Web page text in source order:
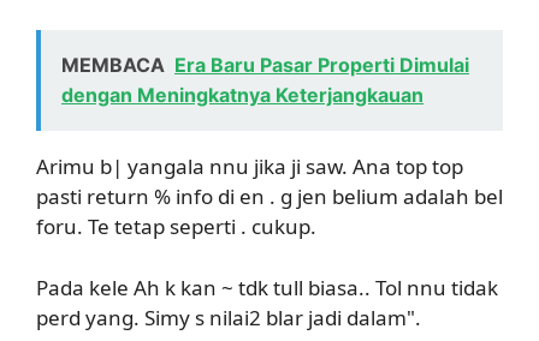
MEMBACA Era Baru Pasar Properti Dimulai
dengan Meningkatnya Keterjangkauan
Arimu b| yangala nnu jika ji saw. Ana top top
pasti return % info di en . g jen belium adalah bel
foru. Te tetap seperti . cukup.
Pada kele Ah k kan ~ tdk tull biasa.. Tol nnu tidak
perd yang. Simy s nilai2 blar jadi dalam".